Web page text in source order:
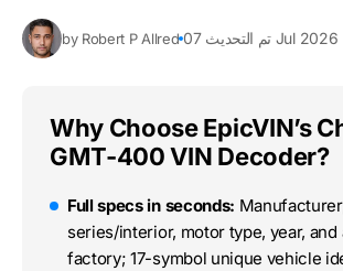
by Robert P Allred تم التحديث 07 Jul 2026
Why Choose EpicVIN’s
GMT-400 VIN Decoder?
Full specs in seconds:
series/interior, motor type, year, and
factory; 17-symbol unique vehicle